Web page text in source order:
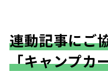
連動記事にご
「キャンプカ